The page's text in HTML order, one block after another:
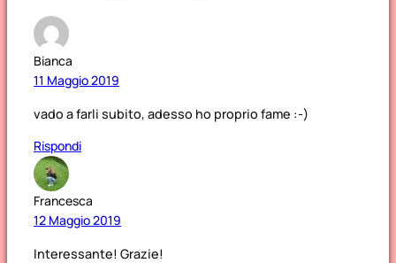
Bianca
11 Maggio 2019
vado a farli subito, adesso ho proprio fame :-)
Rispondi
Francesca
12 Maggio 2019
Interessante! Grazie!